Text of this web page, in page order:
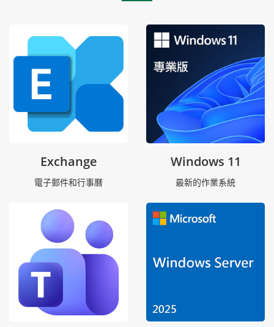
Exchange
電子郵件和行事曆
Windows 11
最新的作業系統